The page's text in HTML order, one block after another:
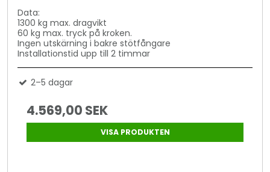
Data:
1300 kg max. dragvikt
60 kg max. tryck på kroken.
Ingen utskärning i bakre stötfångare
Installationstid upp till 2 timmar
2–5 dagar
4.569,00 SEK
VISA PRODUKTEN